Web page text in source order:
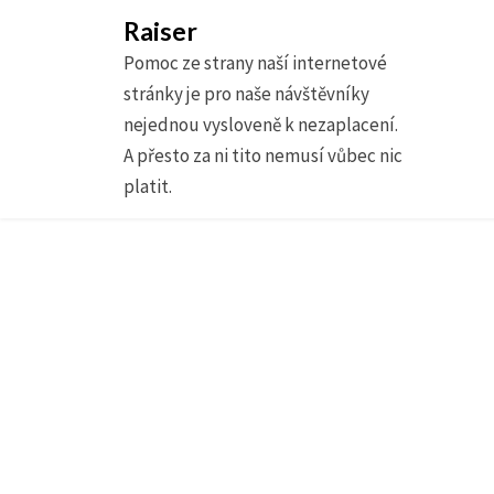
Raiser
Pomoc ze strany naší internetové
stránky je pro naše návštěvníky
nejednou vysloveně k nezaplacení.
A přesto za ni tito nemusí vůbec nic
platit.